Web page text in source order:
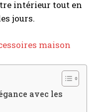
intérieur tout en
jours.
maison
avec les